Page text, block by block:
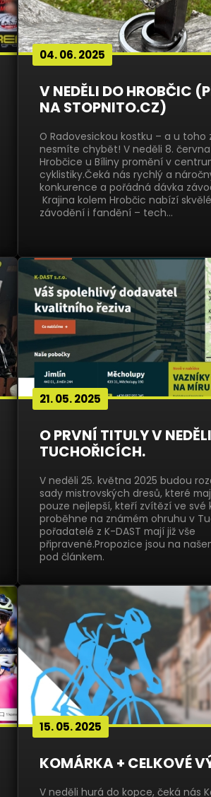
04. 06. 2025
V NEDĚLI DO HROBČIC
NA STOPNITO.CZ)
O Radovesickou kostku – a u toho
nesmíte chybět! V neděli 8. června
Hrobčice u Bíliny promění v
cyklistiky.Čeká nás rychlý a
konkurence a pořádná dávka
Krajina kolem Hrobčic nabízí
závodění i fandění – tech…
21. 05. 2025
O PRVNÍ TITULY V
TUCHOŘICÍCH.
V neděli 25. května 2025 budou
sady mistrovských dresů, které
pouze nejlepší, kteří zvítězí ve své
proběhne na známém ohruhu v
pořadatelé z K-DAST mají již vše
připravené.Propozice jsou na
pod článkem.
15. 05. 2025
KOMÁRKA + CELKOVÉ
V neděli hurá do kopce, čeká nás